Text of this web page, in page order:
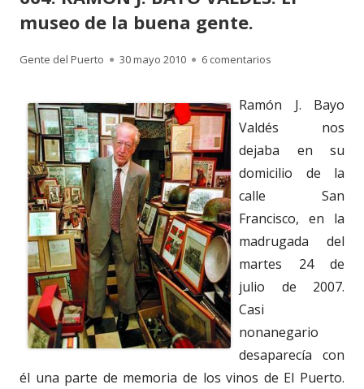
museo de la buena gente.
Autor
Gente del Puerto
Publicado
30 mayo 2010 6 comentarios
Ramón J. Bayo
Valdés nos
dejaba en su
domicilio de la
calle San
Francisco, en la
madrugada del
martes 24 de
julio de 2007.
Casi
nonanegario
desaparecía con
él una parte de memoria de los vinos de El Puerto.